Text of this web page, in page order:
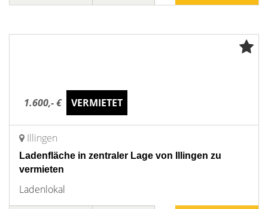
1.600,- € VERMIETET
Illingen
Ladenfläche in zentraler Lage von Illingen zu
vermieten
Ladenlokal